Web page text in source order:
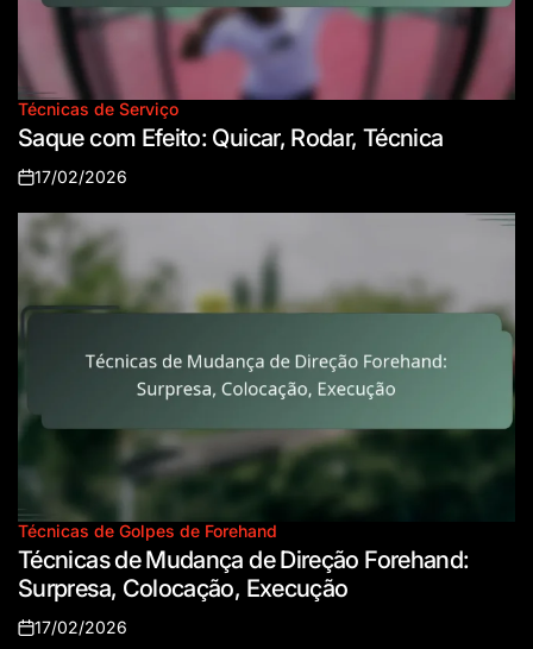
Posted
in
Técnicas de Serviço
Saque com Efeito: Quicar, Rodar, Técnica
Posted
on
17/02/2026
Posted
in
Técnicas de Golpes de Forehand
Técnicas de Mudança de Direção Forehand:
Surpresa, Colocação, Execução
Posted
17/02/2026